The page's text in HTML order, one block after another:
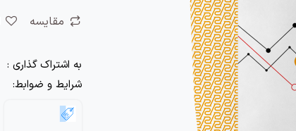
مقایسه
به اشتراک گذاری :
شرایط و ضوابط: